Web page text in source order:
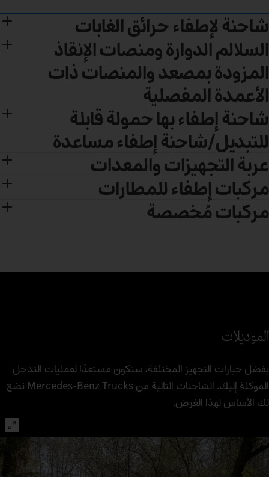
شاحنة لإطفاء حرائق الغابات
السلالم الدوارة ومنصات الإنقاذ
المزودة بمصعد والمنصات ذات
الأعمدة المفصلية
شاحنة إطفاء بها حمولة قابلة
للتبديل/شاحنة إطفاء مساعدة
عربة التجهيزات والمعدات
مركبات إطفاء للمطارات
مركبات مُخصصة
الموديلات
بفضل خيارات التجهيز المختلفة، ستكون مستعدًا لعمليات التدخل
الموكلة إليك. الشاحنات التالية من Mercedes‑Benz Trucks تضع
لك الأساس لهذا الغرض.